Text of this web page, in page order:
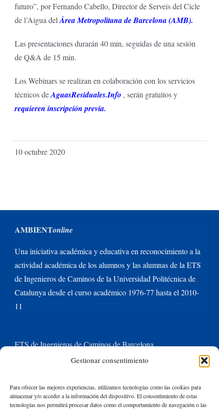
Gestionar consentimiento
Para ofrecer las mejores experiencias, utilizamos tecnologías como las cookies para
almacenar y/o acceder a la información del dispositivo. El consentimiento de estas
tecnologías nos permitirá procesar datos como el comportamiento de navegación o las
futuro”, por Fernando Cabello, Director de Serveis del Cicle
de l’Aigua del Àrea Metropolitana de Barcelona (AMB).
Las presentaciones durarán 40 min, seguidas de una sesión
de Q&A de 15 min.
Los Webinars se realizan en colaboración con los servicios
técnicos deAguasResiduales.Info , serán gratuitos y
requieren inscripción previa.
10 octubre 2020
AMBIENTonline
Una iniciativa académica y educativa en reconocimiento a la
actividad académica de los alumnos y las alumnas de la ETS
de Ingenieros de Caminos de la Universidad Politécnica de
Catalunya desde el curso académico 1976-77 hasta el 2010-
11
ETS de Ingenieros de Caminos de Barcelona
Universitat Politècnica de Catalunya BarcelonaTech
Contacte con nosotros